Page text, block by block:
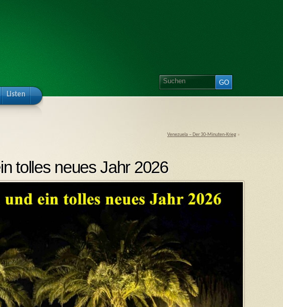
Listen
Venezuela – Der 30-Minuten-Krieg »
tolles neues Jahr 2026